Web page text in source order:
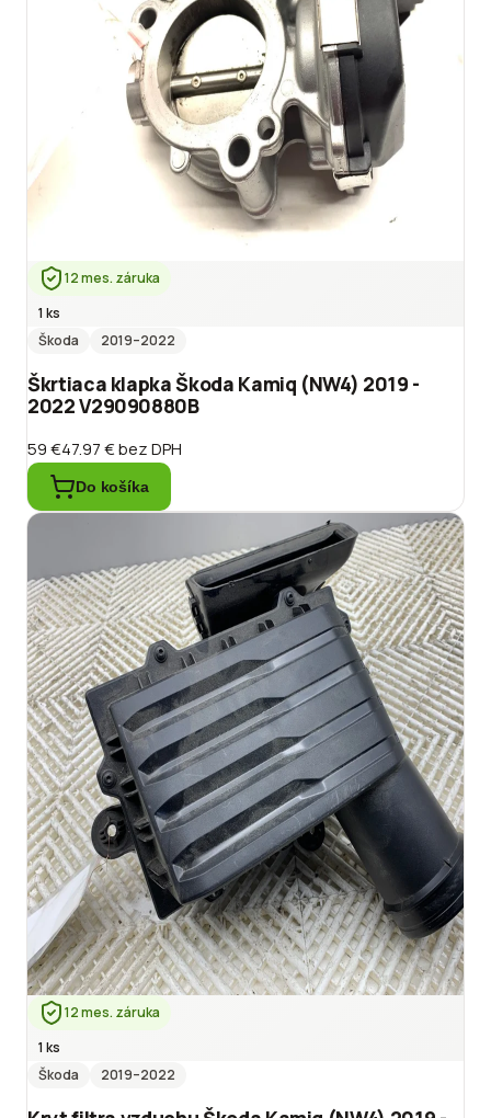
12 mes. záruka
1 ks
Škoda
2019–2022
Škrtiaca klapka Škoda Kamiq (NW4) 2019 -
2022 V29090880B
59 €47.97 €bez DPH
Do košíka
12 mes. záruka
1 ks
Škoda
2019–2022